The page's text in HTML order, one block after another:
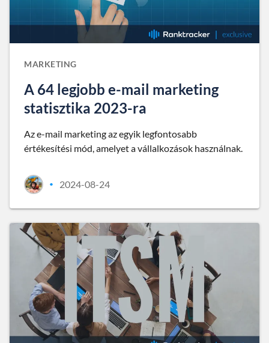
MARKETING
A 64 legjobb e-mail marketing
statisztika 2023-ra
Az e-mail marketing az egyik legfontosabb
értékesítési mód, amelyet a vállalkozások használnak.
• 2024-08-24